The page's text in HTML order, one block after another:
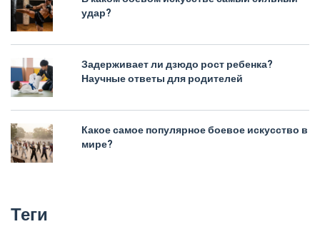
удар?
Задерживает ли дзюдо рост ребенка?
Научные ответы для родителей
Какое самое популярное боевое искусство в
мире?
Теги